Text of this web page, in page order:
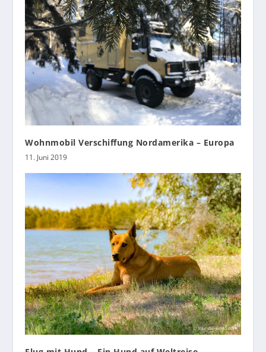
Wohnmobil Verschiffung Nordamerika – Europa
11. Juni 2019